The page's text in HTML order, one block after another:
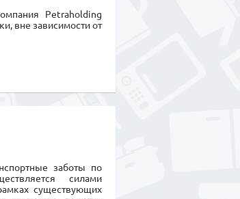
Petraholding
вне зависимости от
заботы по
силами
существующих